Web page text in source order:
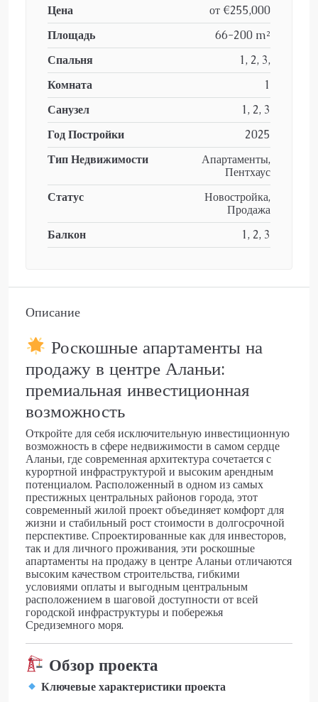
Цена
от€255,000
Площадь
66-200 m²
Спальня
1, 2, 3,
Комната
1
Санузел
1, 2, 3
Год Постройки
2025
Тип Недвижимости
Апартаменты,
Пентхаус
Статус
Новостройка,
Продажа
Балкон
1, 2, 3
Описание
Роскошные апартаменты на
продажу в центре Аланьи:
премиальная инвестиционная
возможность
Откройте для себя исключительную инвестиционную
возможность в сфере недвижимости в самом сердце
Аланьи, где современная архитектура сочетается с
курортной инфраструктурой и высоким арендным
потенциалом. Расположенный в одном из самых
престижных центральных районов города, этот
современный жилой проект объединяет комфорт для
жизни и стабильный рост стоимости в долгосрочной
перспективе. Спроектированные как для инвесторов,
так и для личного проживания, эти роскошные
апартаменты на продажу в центре Аланьи отличаются
высоким качеством строительства, гибкими
условиями оплаты и выгодным центральным
расположением в шаговой доступности от всей
городской инфраструктуры и побережья
Средиземного моря.
Обзор проекта
Ключевые характеристики проекта